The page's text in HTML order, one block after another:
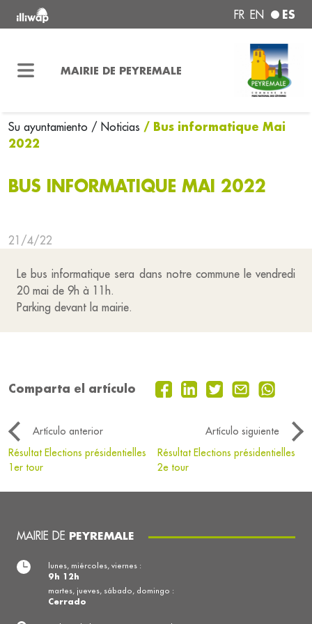
FR EN ES
MAIRIE DE PEYREMALE
Su ayuntamiento / Noticias / Bus informatique Mai
2022
BUS INFORMATIQUE MAI 2022
21/4/22
Le bus informatique sera dans notre commune le vendredi
20 mai de 9h à 11h.
Parking devant la mairie.
Comparta el artículo
Artículo anterior
Artículo siguiente
Résultat Elections présidentielles
1er tour
Résultat Elections présidentielles
2e tour
MAIRIE DE PEYREMALE
lunes, miércoles, viernes :
9h 12h
martes, jueves, sábado, domingo :
Cerrado